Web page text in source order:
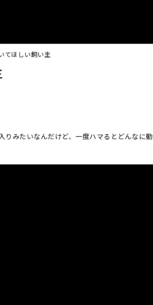
てほしい飼い主
りみたいなんだけど、一度ハマるとどんなに動